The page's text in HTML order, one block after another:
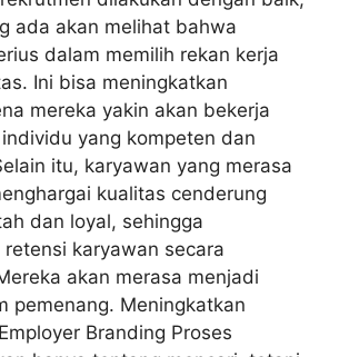
ada akan melihat bahwa
dalam memilih rekan kerja
Ini bisa meningkatkan
mereka yakin akan bekerja
yang kompeten dan
itu, karyawan yang merasa
kualitas cenderung
dan loyal, sehingga
karyawan secara
akan merasa menjadi
pemenang. Meningkatkan
Branding Proses